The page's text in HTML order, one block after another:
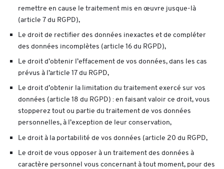
remettre en cause le traitement mis en œuvre jusque-là
(article 7 du RGPD),
Le droit de rectifier des données inexactes et de compléter
des données incomplètes (article 16 du RGPD),
Le droit d’obtenir l’effacement de vos données, dans les cas
prévus à l’article 17 du RGPD,
Le droit d’obtenir la limitation du traitement exercé sur vos
données (article 18 du RGPD) : en faisant valoir ce droit, vous
stopperez tout ou partie du traitement de vos données
personnelles, à l’exception de leur conservation,
Le droit à la portabilité de vos données (article 20 du RGPD,
Le droit de vous opposer à un traitement des données à
caractère personnel vous concernant à tout moment, pour des